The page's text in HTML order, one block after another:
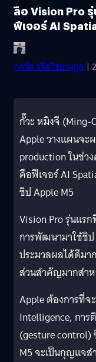
ลือ Vision Pro
ฟีเจอร์ AI
ภควัต ขจิตวิชยานุกูล |
กั๊วะ หมิงจี (Ming-
Apple วางแผนจะ
production ในช่ว
คือฟีเจอร์ AI
ชิป Apple M5
Vision Pro รุ่นแร
การพัฒนามาใช้ชิ
ประมวลผลได้ดีมา
ส่วนสำคัญมากสำห
Apple ต้องการที่จ
Intelligence, กา
(gesture control)
M5 จะเป็นกุญแจส